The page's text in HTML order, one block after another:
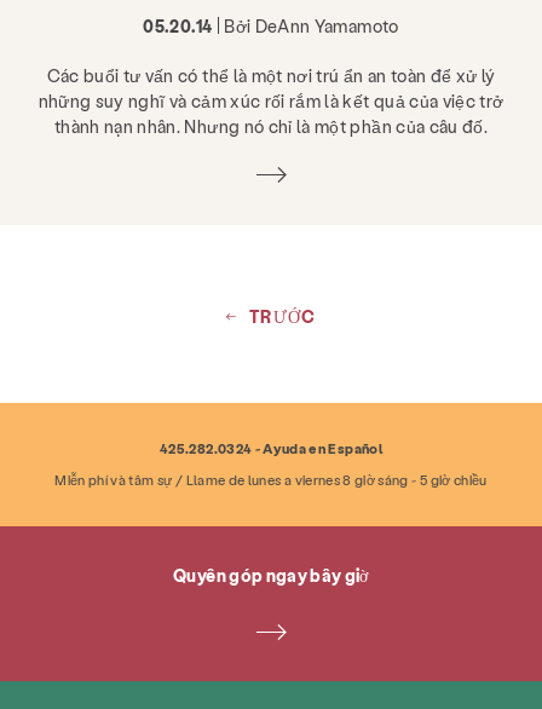
05.20.14 | Bởi DeAnn Yamamoto
Các buổi tư vấn có thể là một nơi trú ẩn an toàn để xử lý
những suy nghĩ và cảm xúc rối rắm là kết quả của việc trở
thành nạn nhân. Nhưng nó chỉ là một phần của câu đố.
TRƯỚC
425.282.0324 - Ayuda en Español
Miễn phí và tâm sự / Llame de lunes a viernes 8 giờ sáng - 5 giờ chiều
Quyên góp ngay bây giờ